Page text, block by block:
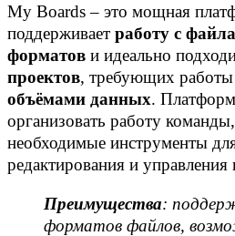
My Boards – это мощная
поддерживает работу с
форматов и идеально
проектов, требующих работы
объёмами данных.
организовать работу
необходимые инструменты
редактирования и управления
Преимущества:
форматов файлов,